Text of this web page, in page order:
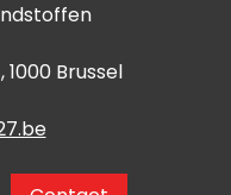
Brussel